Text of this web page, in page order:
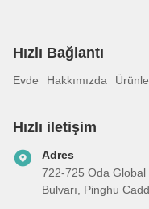
Hızlı Bağlantı
Evde Hakkımızda
Hızlı iletişim
Adres
722-725 Oda Global
Bulvarı, Pinghu